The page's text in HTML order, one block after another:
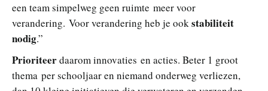
een team simpelweg geen ruimte meer voor
verandering. Voor verandering heb je ook stabiliteit
nodig.”
Prioriteerdaarom innovaties en acties. Beter 1 groot
thema per schooljaar en niemand onderweg verliezen,